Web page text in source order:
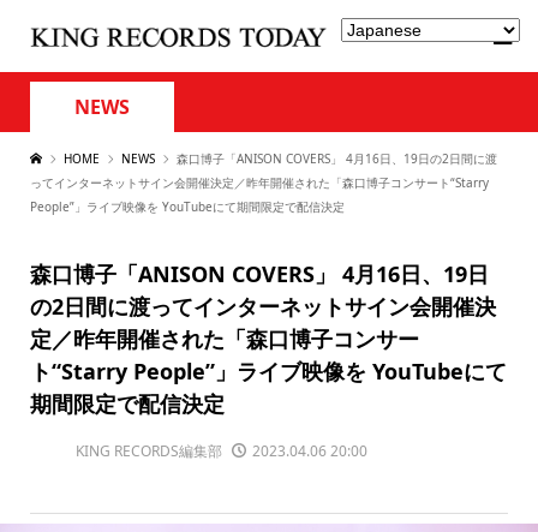
NEWS
HOME NEWS
森口博子「ANISON COVERS」 4月16日、19日の2日間に渡
ってインターネットサイン会開催決定／昨年開催された「森口博子コンサート“Starry
People”」ライブ映像を YouTubeにて期間限定で配信決定
森口博子「ANISON COVERS」 4月16日、19日
の2日間に渡ってインターネットサイン会開催決
定／昨年開催された「森口博子コンサー
ト“Starry People”」ライブ映像を YouTubeにて
期間限定で配信決定
KING RECORDS編集部 2023.04.06 20:00